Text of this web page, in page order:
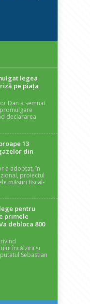
legea
pe piaţa
Dan a semnat
declararea
13
din
a adoptat, în
proiectul
măsuri fiscal-
pentru
primele
debloca 800
încălzirii și
Sebastian